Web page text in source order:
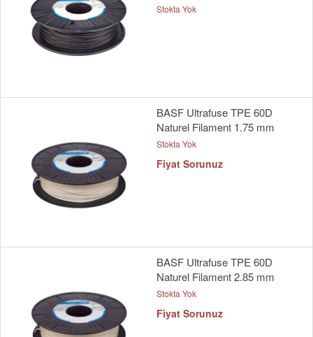
Stokta Yok
BASF Ultrafuse TPE 60D
Naturel Filament 1.75 mm
Stokta Yok
Fiyat Sorunuz
BASF Ultrafuse TPE 60D
Naturel Filament 2.85 mm
Stokta Yok
Fiyat Sorunuz